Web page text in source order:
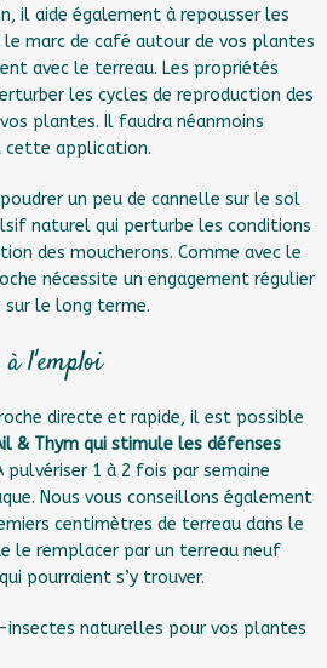
il aide également à repousser les
le marc de café autour de vos plantes
avec le terreau. Les propriétés
les cycles de reproduction des
plantes. Il faudra néanmoins
cette application.
un peu de cannelle sur le sol
naturel qui perturbe les conditions
des moucherons. Comme avec le
nécessite un engagement régulier
le long terme.
l'emploi
directe et rapide, il est possible
& Thym qui stimule les défenses
pulvériser 1 à 2 fois par semaine
Nous vous conseillons également
centimètres de terreau dans le
le remplacer par un terreau neuf
pourraient s’y trouver.
insectes naturelles pour vos plantes